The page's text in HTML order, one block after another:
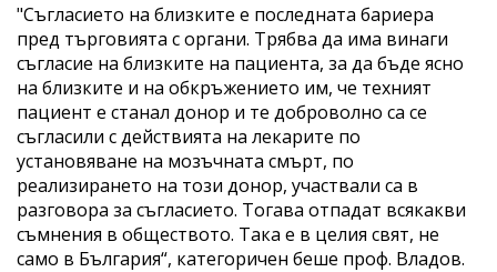
"Съгласието на близките е последната бариера
пред търговията с органи. Трябва да има винаги
съгласие на близките на пациента, за да бъде ясно
на близките и на обкръжението им, че техният
пациент е станал донор и те доброволно са се
съгласили с действията на лекарите по
установяване на мозъчната смърт, по
реализирането на този донор, участвали са в
разговора за съгласието. Тогава отпадат всякакви
съмнения в обществото. Така е в целия свят, не
само в България“, категоричен беше проф. Владов.